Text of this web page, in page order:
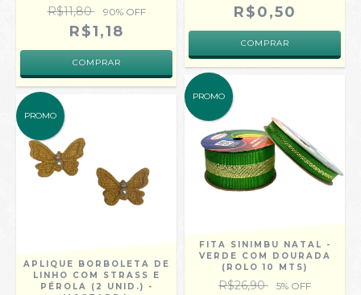
R$11,80 90% OFF
R$1,18
R$0,50
PROMO
APLIQUE BORBOLETA DE
LINHO COM STRASS E
PÉROLA (2 UNID.) -
PROMO
FITA SINIMBU NATAL -
VERDE COM DOURADA
(ROLO 10 MTS)
R$26,90 5% OFF